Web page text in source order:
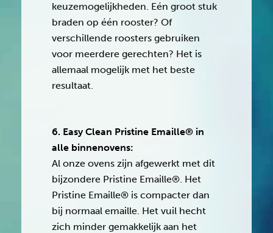
keuzemogelijkheden. Eén groot stuk
braden op één rooster? Of
verschillende roosters gebruiken
voor meerdere gerechten? Het is
allemaal mogelijk met het beste
resultaat.
6. Easy Clean Pristine Emaille® in
alle binnenovens:
Al onze ovens zijn afgewerkt met dit
bijzondere Pristine Emaille®. Het
Pristine Emaille® is compacter dan
bij normaal emaille. Het vuil hecht
zich minder gemakkelijk aan het